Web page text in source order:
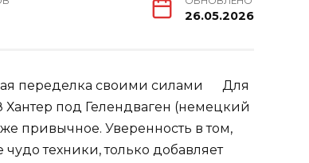
26.05.2026
Для
Хантер под Гелендваген (немецкий
привычное. Уверенность в том,
техники, только добавляет